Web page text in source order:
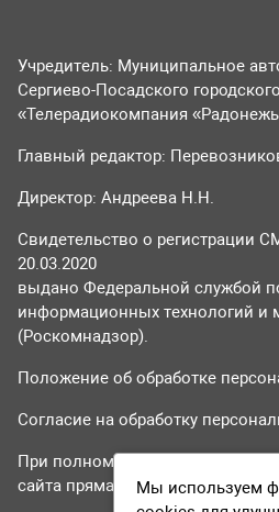
Учредитель: Муниципальное
Сергиево-Посадского
«Телерадиокомпания
Главный редактор:
Директор: Андреева Н.Н.
Свидетельство о регистрации
20.03.2020
выдано Федеральной службой
информационных технологий и
(Роскомнадзор).
Положение об обработке
Согласие на обработку
При полном или частичном
сайта прямая гиперссылка на
Мы используем